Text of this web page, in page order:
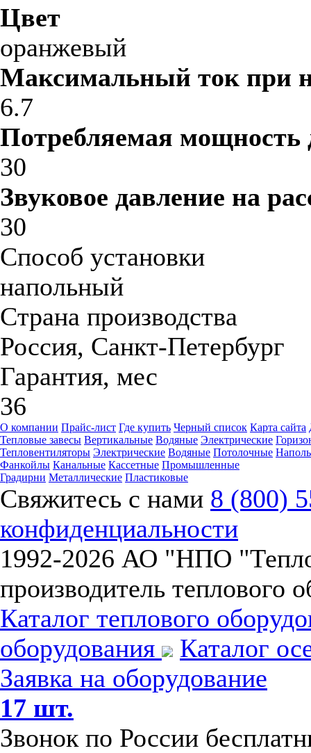
Цвет
оранжевый
Максимальный ток при
6.7
Потребляемая мощность
30
Звуковое давление на
30
Способ установки
напольный
Страна производства
Россия, Санкт-Петербург
Гарантия, мес
36
О компании Прайс-лист Где купить Черный список Карта сайта
Тепловые завесы Вертикальные Водяные Электрические
Тепловентиляторы Электрические Водяные Потолочные
Фанкойлы Канальные Кассетные Промышленные
Градирни Металлические Пластиковые
Свяжитесь с нами 8 (800)
конфиденциальности
1992-2026 АО "НПО
производитель теплового
Каталог теплового
оборудования
Каталог
Заявка на оборудование
17 шт.
Звонок по России